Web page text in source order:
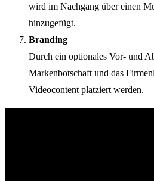
wird im Nachgang über einen
hinzugefügt.
Branding
Durch ein optionales Vor- und
Markenbotschaft und das
Videocontent platziert werden.